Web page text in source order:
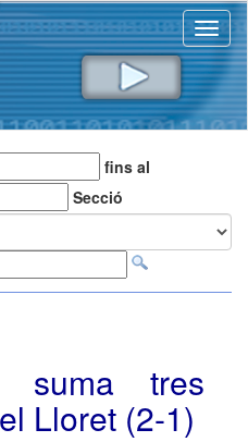
fins al
Secció
suma tres
Lloret (2-1)